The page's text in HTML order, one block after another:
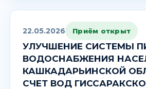
22.05.2026 Приём открыт
УЛУЧШЕНИЕ СИСТЕМЫ
ВОДОСНАБЖЕНИЯ
КАШКАДАРЬИНСКОЙ
СЧЕТ ВОД